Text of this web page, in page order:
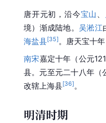
唐开元初，沿今宝山
境）渐成陆地。吴淞江
海盐县[35] 。唐天宝十
南宋嘉定十年（公元
县。元至元二十八年（
改辖上海县[36] 。
明清时期